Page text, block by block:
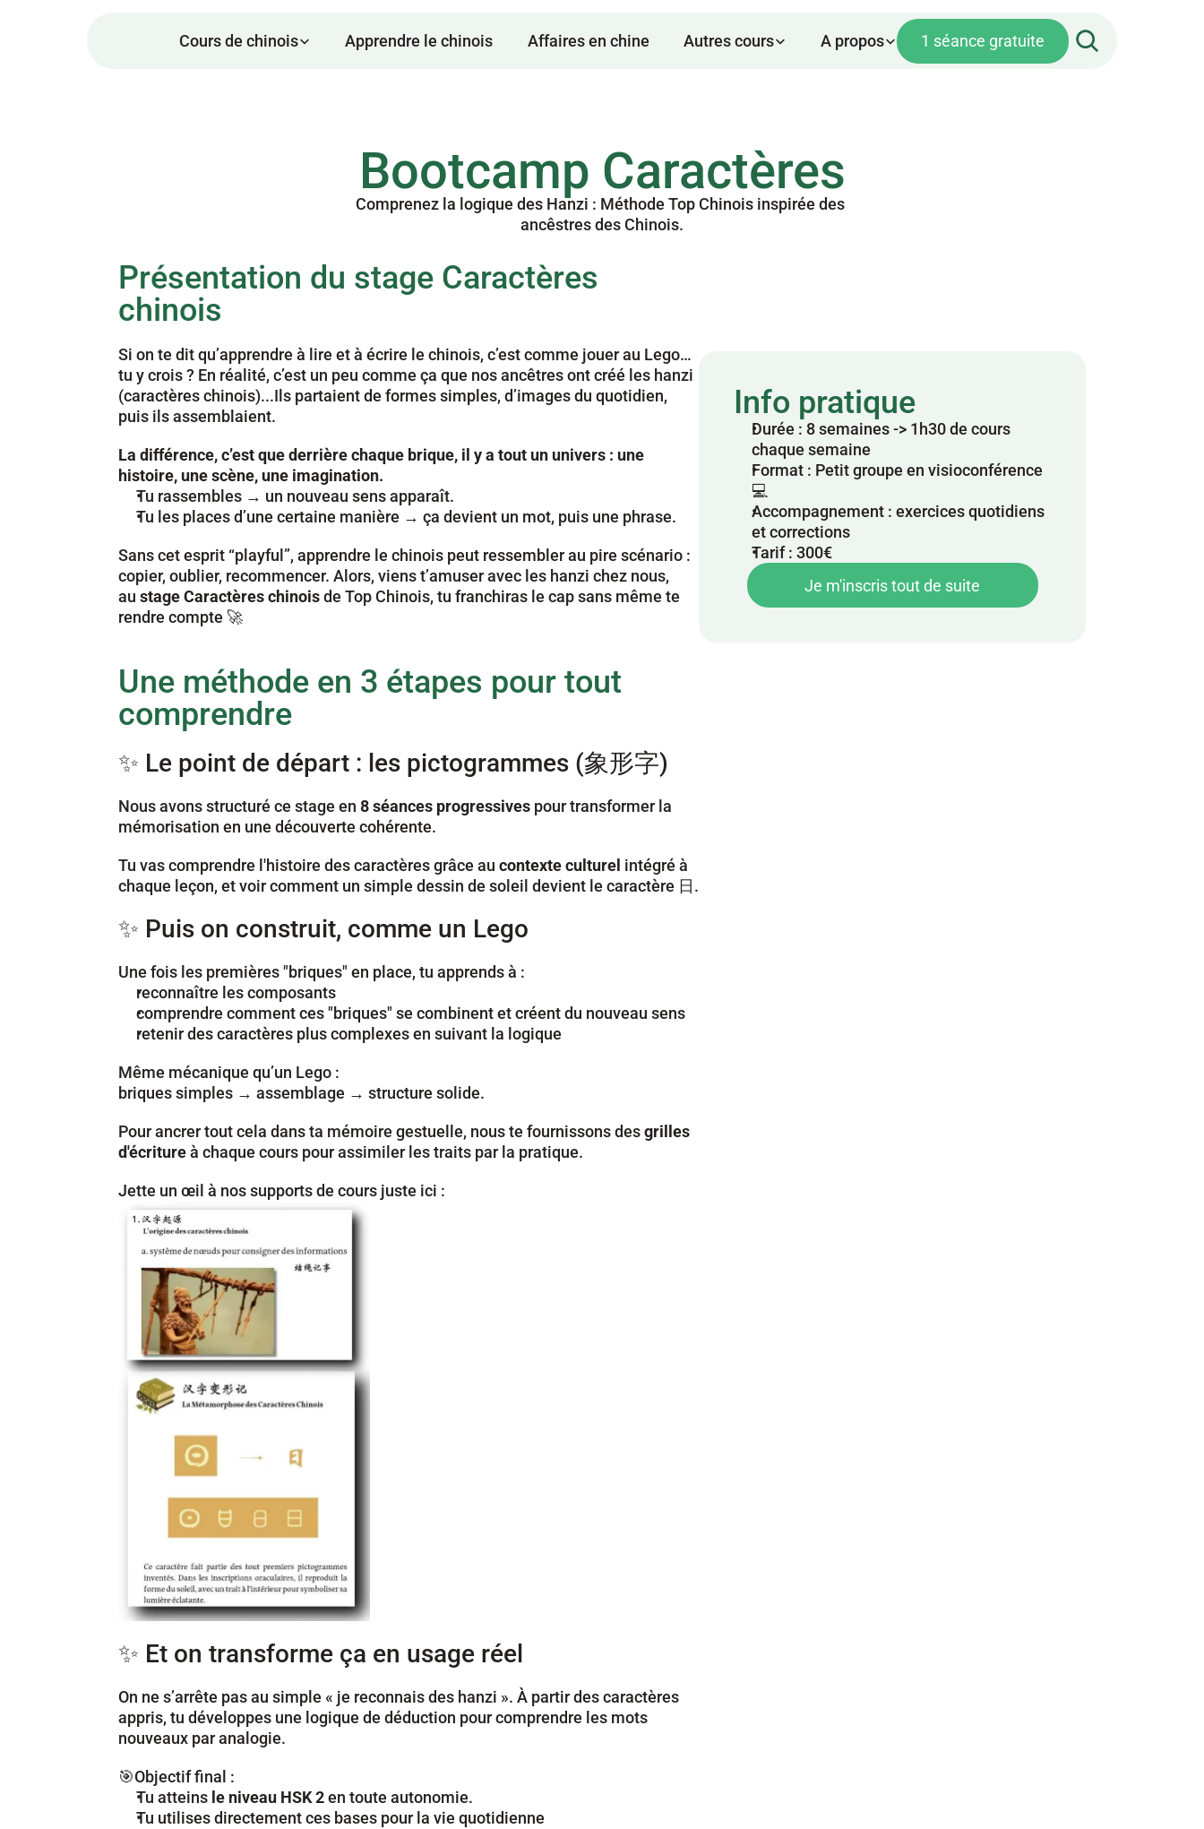
Bootcamp Caractères
Comprenez la logique des Hanzi : Méthode Top Chinois inspirée des
ancêstres des Chinois.
Présentation du stage Caractères
chinois
Si on te dit qu’apprendre à lire et à écrire le chinois, c’est comme jouer au Lego…
tu y crois ? En réalité, c’est un peu comme ça que nos ancêtres ont créé les hanzi
(caractères chinois)...Ils partaient de formes simples, d’images du quotidien,
puis ils assemblaient.
La différence, c’est que derrière chaque brique, il y a tout un univers : une
histoire, une scène, une imagination.
Tu rassembles → un nouveau sens apparaît.
Tu les places d’une certaine manière → ça devient un mot, puis une phrase.
Sans cet esprit “playful”, apprendre le chinois peut ressembler au pire scénario :
copier, oublier, recommencer. Alors, viens t’amuser avec les hanzi chez nous,
au stageCaractères chinois de Top Chinois, tu franchiras le cap sans même te
rendre compte 🚀
Une méthode en 3 étapes pour tout
comprendre
✨ Le point de départ : les pictogrammes (象形字)
Nous avons structuré ce stage en 8 séances progressives pour transformer la
mémorisation en une découverte cohérente.
Tu vas comprendre l'histoire des caractères grâce au contexte culturel intégré à
chaque leçon, et voir comment un simple dessin de soleil devient le caractère 日.
✨ Puis on construit, comme un Lego
Une fois les premières "briques" en place, tu apprends à :
reconnaître les composants
comprendre comment ces "briques" se combinent et créent du nouveau sens
retenir des caractères plus complexes en suivant la logique
Même mécanique qu’un Lego :
briques simples → assemblage → structure solide.
Pour ancrer tout cela dans ta mémoire gestuelle, nous te fournissons des grilles
d'écriture à chaque cours pour assimiler les traits par la pratique.
Jette un œil à nos supports de cours juste ici :
✨ Et on transforme ça en usage réel
On ne s’arrête pas au simple « je reconnais des hanzi ». À partir des caractères
appris, tu développes une logique de déduction pour comprendre les mots
nouveaux par analogie.
🎯Objectif final :
Tu atteins le niveau HSK 2 en toute autonomie.
Tu utilises directement ces bases pour la vie quotidienne
Info pratique
Durée : 8 semaines -> 1h30 de cours
chaque semaine
Format : Petit groupe en visioconférence
💻
Accompagnement : exercices quotidiens
et corrections
Tarif : 300€
Je m'inscris tout de suite
Cours de chinois Apprendre le chinois Affaires en chine Autres cours A propos 1 séance gratuite